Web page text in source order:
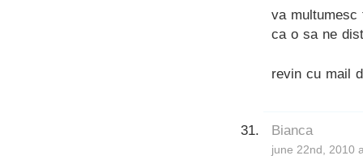
va
ca o sa ne
revin cu mail
Bianca
june 22nd, 2010